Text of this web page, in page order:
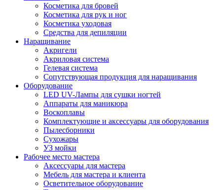
Косметика для бровей
Косметика для рук и ног
Косметика уходовая
Средства для депиляции
Наращивание
Акригели
Акриловая система
Гелевая система
Сопутствующая продукция для наращивания
Оборудование
LED UV-Лампы для сушки ногтей
Аппараты для маникюра
Воскоплавы
Комплектующие и аксессуары для оборудования
Пылесборники
Сухожары
УЗ мойки
Рабочее место мастера
Аксессуары для мастера
Мебель для мастера и клиента
Осветительное оборудование